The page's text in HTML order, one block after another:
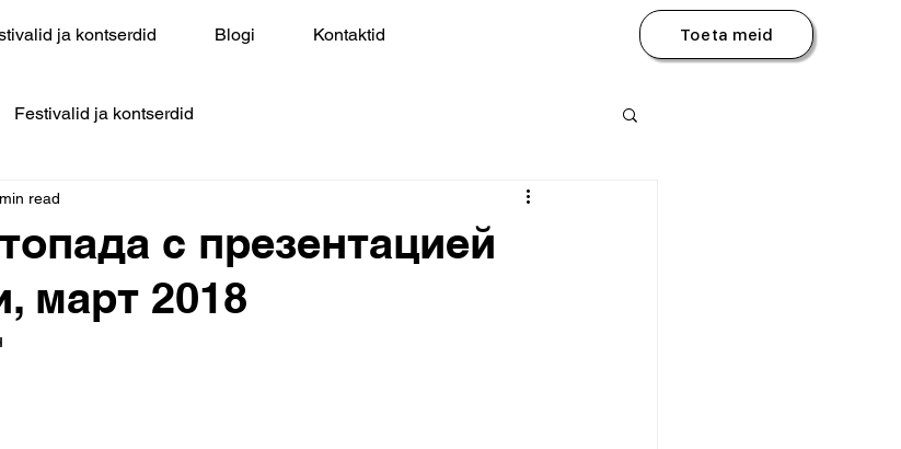
ja kontserdid Blogi Kontaktid Toeta meid
Festivalid ja kontserdid
с презентацией
март 2018
read